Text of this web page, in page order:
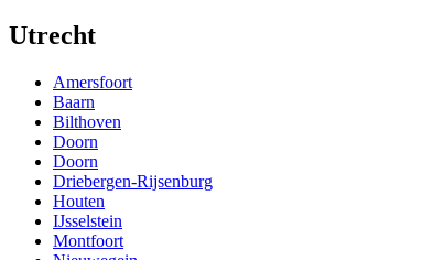
Utrecht
Amersfoort
Baarn
Bilthoven
Doorn
Doorn
Driebergen-Rijsenburg
Houten
IJsselstein
Montfoort